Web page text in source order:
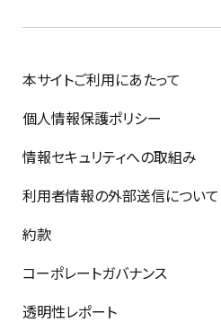
本サイトご利用にあたって
個人情報保護ポリシー
情報セキュリティへの取組み
利用者情報の外部送信について
約款
コーポレートガバナンス
透明性レポート